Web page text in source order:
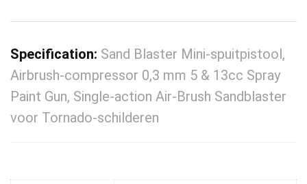
Specification: Sand Blaster Mini-spuitpistool,
Airbrush-compressor 0,3 mm 5 & 13cc Spray
Paint Gun, Single-action Air-Brush Sandblaster
voor Tornado-schilderen